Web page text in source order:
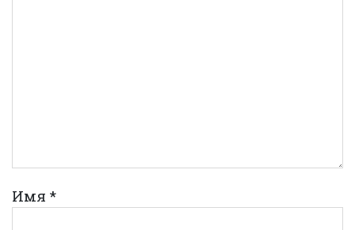
Имя *